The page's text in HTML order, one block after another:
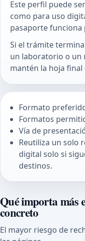
Este perfil puede
como para uso
pasaporte funciona
Si el trámite
un laboratorio o un
mantén la hoja
Formato
Formatos
Vía de
Reutiliza un solo
digital solo si
destinos.
Qué importa más
concreto
El mayor riesgo de